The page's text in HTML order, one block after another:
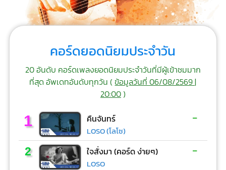
คอร์ดยอดนิยมประจำวัน
20 อันดับ คอร์ดเพลงยอดนิยมประจำวันที่มีผู้เข้าชมมาก
ที่สุด อัพเดทอันดับทุกวัน (ข้อมูลวันที่ 06/08/2569 |
20:00)
1 คืนจันทร์
LOSO (โลโซ)
-
2 ใจสั่งมา (คอร์ด ง่ายๆ)
LOSO
-